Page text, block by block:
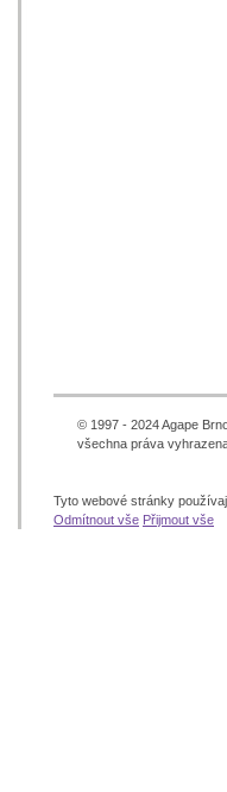
© 1997 - 2024 Agape
všechna práva
Tyto webové stránky